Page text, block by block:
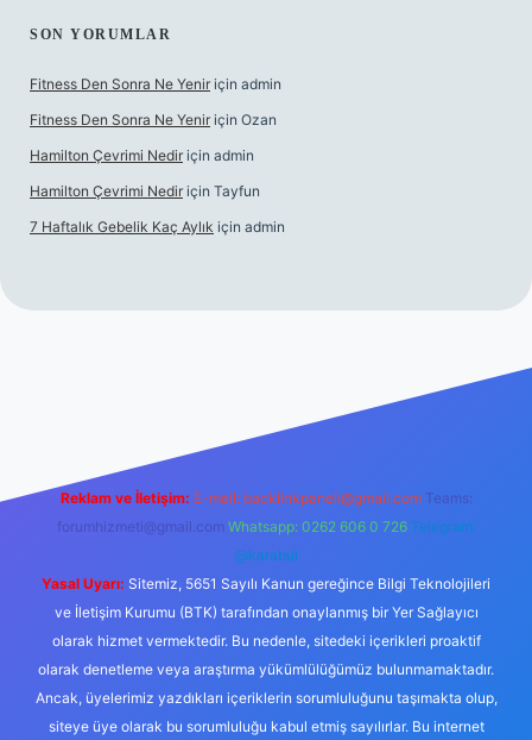
SON YORUMLAR
Fitness Den Sonra Ne Yenir için admin
Fitness Den Sonra Ne Yenir için Ozan
Hamilton Çevrimi Nedir için admin
Hamilton Çevrimi Nedir için Tayfun
7 Haftalık Gebelik Kaç Aylık için admin
Reklam ve İletişim: E-mail: backlinkpaneli@gmail.com Teams:
forumhizmeti@gmail.com Whatsapp: 0262 606 0 726 Telegram:
@karabul
Yasal Uyarı: Sitemiz, 5651 Sayılı Kanun gereğince Bilgi Teknolojileri
ve İletişim Kurumu (BTK) tarafından onaylanmış bir Yer Sağlayıcı
olarak hizmet vermektedir. Bu nedenle, sitedeki içerikleri proaktif
olarak denetleme veya araştırma yükümlülüğümüz bulunmamaktadır.
Ancak, üyelerimiz yazdıkları içeriklerin sorumluluğunu taşımakta olup,
siteye üye olarak bu sorumluluğu kabul etmiş sayılırlar. Bu internet